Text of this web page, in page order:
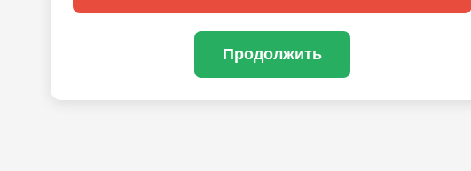
Продолжить